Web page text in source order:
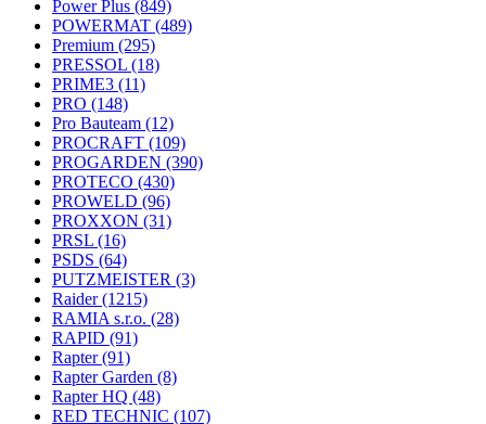
Power Plus (849)
POWERMAT (489)
Premium (295)
PRESSOL (18)
PRIME3 (11)
PRO (148)
Pro Bauteam (12)
PROCRAFT (109)
PROGARDEN (390)
PROTECO (430)
PROWELD (96)
PROXXON (31)
PRSL (16)
PSDS (64)
PUTZMEISTER (3)
Raider(1215)
RAMIA s.r.o. (28)
RAPID (91)
Rapter(91)
Rapter Garden (8)
Rapter HQ (48)
RED TECHNIC (107)